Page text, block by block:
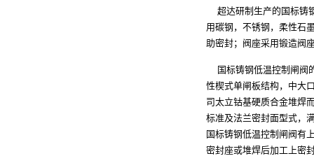
超达研制生产的国标铸
用碳钢，不锈钢，柔性石
助密封；阀座采用锻造阀
国标铸钢低温控制闸阀
性楔式单闸板结构，中大
司太立钴基硬质合金堆焊
标准及法兰密封面型式，
国标铸钢低温控制闸阀有
密封座或堆焊后加工上密